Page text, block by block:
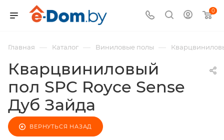
0
Главная — Каталог — Виниловые полы —
Кварцвиниловый
пол SPC Royce Sense
Дуб Зайда
ВЕРНУТЬСЯ НАЗАД